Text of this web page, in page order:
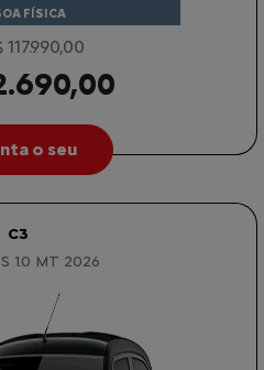
FÍSICA
117.990,00
o seu
C3
1.0 MT 2026